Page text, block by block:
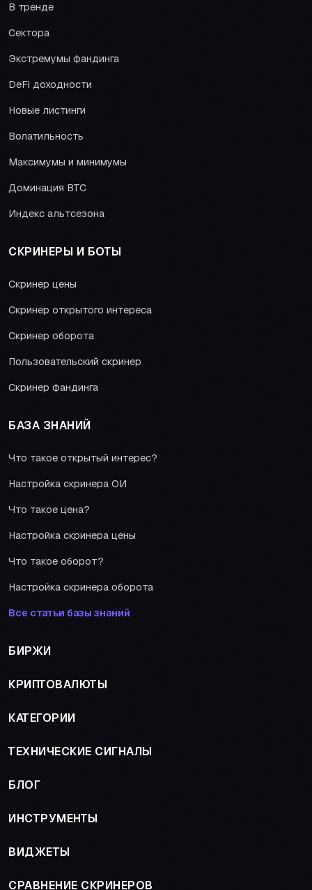
В тренде
Сектора
Экстремумы фандинга
DeFi доходности
Новые листинги
Волатильность
Максимумы и минимумы
Доминация BTC
Индекс альтсезона
СКРИНЕРЫ И БОТЫ
Скринер цены
Скринер открытого интереса
Скринер оборота
Пользовательский скринер
Скринер фандинга
БАЗА ЗНАНИЙ
Что такое открытый интерес?
Настройка скринера ОИ
Что такое цена?
Настройка скринера цены
Что такое оборот?
Настройка скринера оборота
Все статьи базы знаний
БИРЖИ
КРИПТОВАЛЮТЫ
КАТЕГОРИИ
ТЕХНИЧЕСКИЕ СИГНАЛЫ
БЛОГ
ИНСТРУМЕНТЫ
ВИДЖЕТЫ
СРАВНЕНИЕ СКРИНЕРОВ